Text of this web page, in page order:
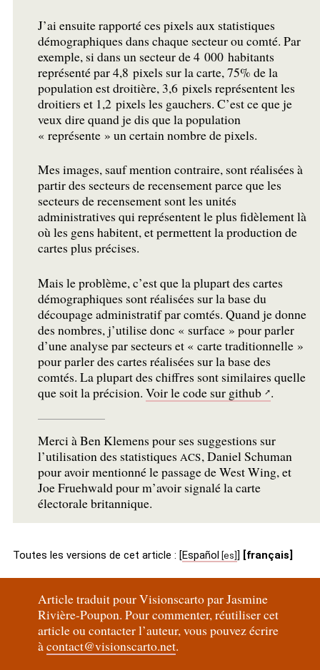
J’ai ensuite rapporté ces pixels aux statistiques
démographiques dans chaque secteur ou comté. Par
exemple, si dans un secteur de 4 000 habitants
représenté par 4,8 pixels sur la carte, 75% de la
population est droitière, 3,6 pixels représentent les
droitiers et 1,2 pixels les gauchers. C’est ce que je
veux dire quand je dis que la population
« représente » un certain nombre de pixels.
Mes images, sauf mention contraire, sont réalisées à
partir des secteurs de recensement parce que les
secteurs de recensement sont les unités
administratives qui représentent le plus fidèlement là
où les gens habitent, et permettent la production de
cartes plus précises.
Mais le problème, c’est que la plupart des cartes
démographiques sont réalisées sur la base du
découpage administratif par comtés. Quand je donne
des nombres, j’utilise donc « surface » pour parler
d’une analyse par secteurs et « carte traditionnelle »
pour parler des cartes réalisées sur la base des
comtés. La plupart des chiffres sont similaires quelle
que soit la précision. Voir le code sur github .
Merci à Ben Klemens pour ses suggestions sur
l’utilisation des statistiques ACS, Daniel Schuman
pour avoir mentionné le passage de West Wing, et
Joe Fruehwald pour m’avoir signalé la carte
électorale britannique.
Toutes les versions de cet article : [Español ] [français]
Article traduit pour Visionscarto par Jasmine
Rivière-Poupon. Pour commenter, réutiliser cet
article ou contacter l’auteur, vous pouvez écrire
àcontact@visionscarto.net.